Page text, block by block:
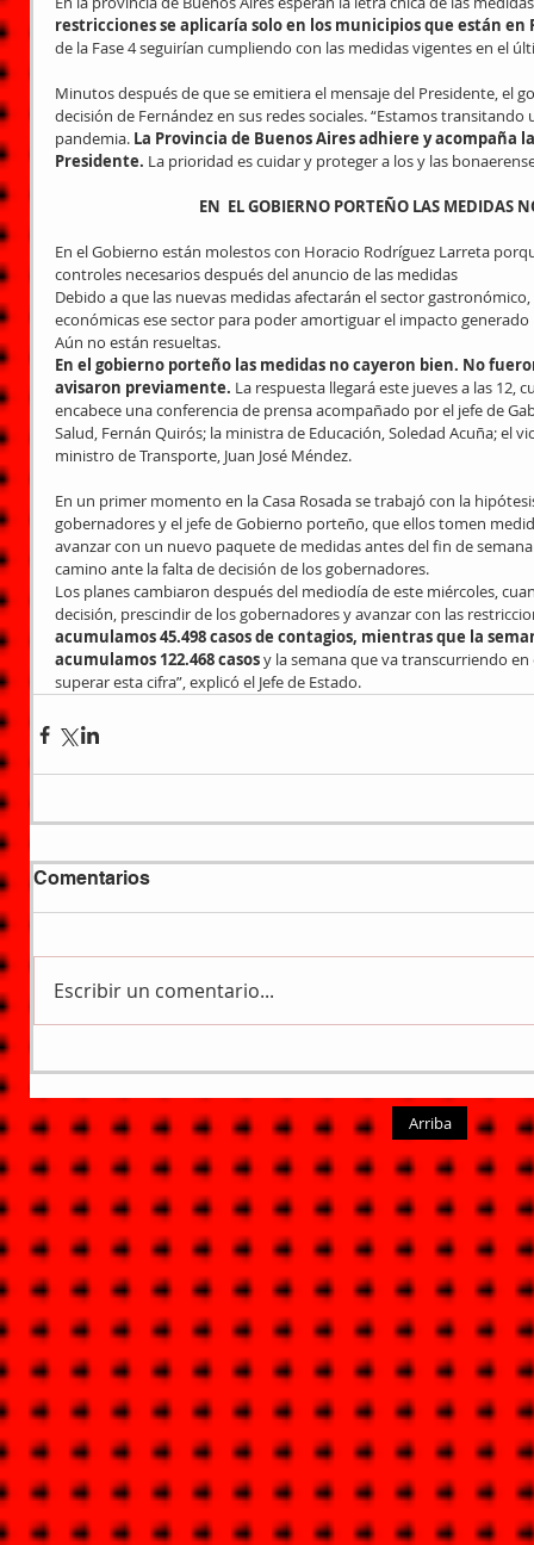
restricciones se aplicaría solo en los municipios que están en
de la Fase 4 seguirían cumpliendo con las medidas vigentes en el
Minutos después de que se emitiera el mensaje del Presidente, el
decisión de Fernández en sus redes sociales. “Estamos
pandemia. La Provincia de Buenos Aires adhiere y acompaña
Presidente. La prioridad es cuidar y proteger a los y las
EN  EL GOBIERNO PORTEÑO LAS MEDIDAS
En el Gobierno están molestos con Horacio Rodríguez Larreta
controles necesarios después del anuncio de las medidas
Debido a que las nuevas medidas afectarán el sector
económicas ese sector para poder amortiguar el impacto
Aún no están resueltas.
En el gobierno porteño las medidas no cayeron bien. No
avisaron previamente. La respuesta llegará este jueves a las 12,
encabece una conferencia de prensa acompañado por el jefe de
Salud, Fernán Quirós; la ministra de Educación, Soledad Acuña; el
ministro de Transporte, Juan José Méndez.
En un primer momento en la Casa Rosada se trabajó con la
gobernadores y el jefe de Gobierno porteño, que ellos tomen
avanzar con un nuevo paquete de medidas antes del fin de
camino ante la falta de decisión de los gobernadores.
Los planes cambiaron después del mediodía de este miércoles,
decisión, prescindir de los gobernadores y avanzar con las
acumulamos 45.498 casos de contagios, mientras que la
acumulamos 122.468 casos y la semana que va transcurriendo
superar esta cifra”, explicó el Jefe de Estado.
Comentarios
Escribir un comentario...
Arriba